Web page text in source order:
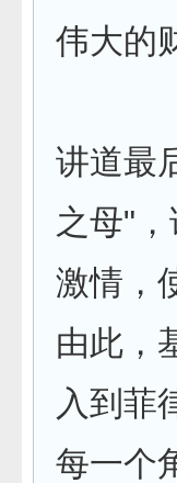
伟大的
讲道最
之母"
激情，
由此，
入到菲
每一个